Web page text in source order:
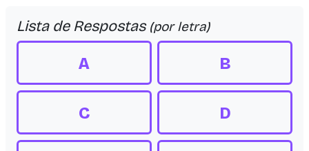
Lista de Respostas (por letra)
A B
C D